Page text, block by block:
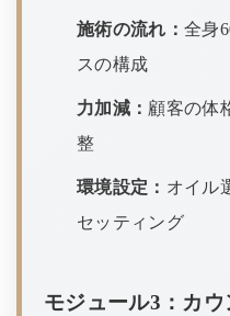
施術の流れ： 全身
スの構成
力加減： 顧客の体
整
環境設定： オイル
セッティング
モジュール3：カ